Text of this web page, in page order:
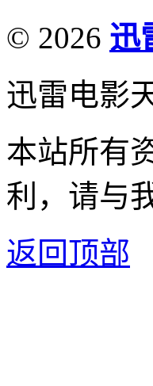
© 2026 迅
迅雷电影
本站所有
利，请与
返回顶部